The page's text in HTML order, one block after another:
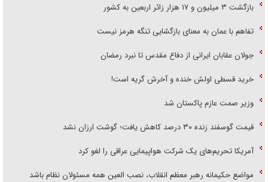
بازگشت ۳ میلیون و ۱۷ هزار زائر اربعین به کشور
تفاهم با عمان به معنای بازگشایی تنگه هرمز نیست
جولان عقابان ایرانی از دفاع مقدس تا نبرد رمضان
خرید قسطی اولش خنده و آخرش گریه است!
وزیر صمت عازم پاکستان شد
قیمت گوسفند زنده ۳۰ درصد کاهش یافت؛ گوشت ارزان نشد
آمریکا تحریم‌های یک شرکت هواپیمایی عراقی را لغو کرد
مواضع حکیمانه رهبر معظم انقلاب، نصب العین همه مسئولان نظام باشد